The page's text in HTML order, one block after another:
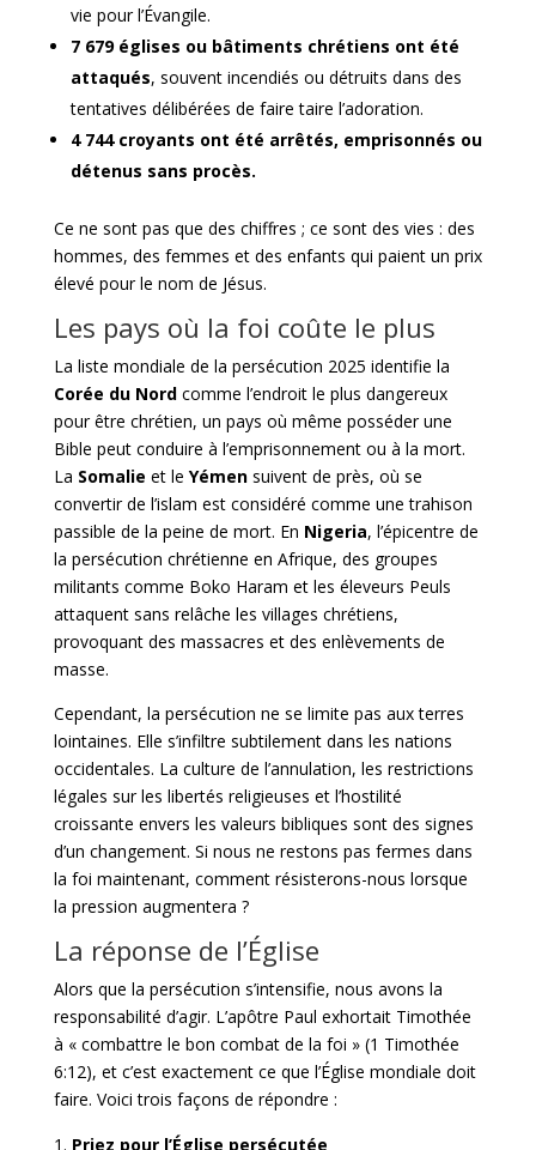
vie pour l’Évangile.
7 679 églises ou bâtiments chrétiens ont été
attaqués, souvent incendiés ou détruits dans des
tentatives délibérées de faire taire l’adoration.
4 744 croyants ont été arrêtés, emprisonnés ou
détenus sans procès.
Ce ne sont pas que des chiffres ; ce sont des vies : des
hommes, des femmes et des enfants qui paient un prix
élevé pour le nom de Jésus.
Les pays où la foi coûte le plus
La liste mondiale de la persécution 2025 identifie la
Corée du Nordcomme l’endroit le plus dangereux
pour être chrétien, un pays où même posséder une
Bible peut conduire à l’emprisonnement ou à la mort.
La Somalie et le Yémensuivent de près, où se
convertir de l’islam est considéré comme une trahison
passible de la peine de mort. En Nigeria, l’épicentre de
la persécution chrétienne en Afrique, des groupes
militants comme Boko Haram et les éleveurs Peuls
attaquent sans relâche les villages chrétiens,
provoquant des massacres et des enlèvements de
masse.
Cependant, la persécution ne se limite pas aux terres
lointaines. Elle s’infiltre subtilement dans les nations
occidentales. La culture de l’annulation, les restrictions
légales sur les libertés religieuses et l’hostilité
croissante envers les valeurs bibliques sont des signes
d’un changement. Si nous ne restons pas fermes dans
la foi maintenant, comment résisterons-nous lorsque
la pression augmentera ?
La réponse de l’Église
Alors que la persécution s’intensifie, nous avons la
responsabilité d’agir. L’apôtre Paul exhortait Timothée
à « combattre le bon combat de la foi » (1 Timothée
6:12), et c’est exactement ce que l’Église mondiale doit
faire. Voici trois façons de répondre :
Priez pour l’Église persécutée